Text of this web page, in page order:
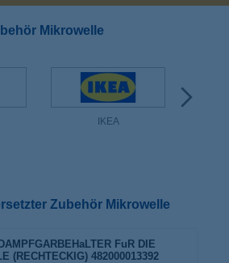
Mikrowelle
IKEA
Zubehör Mikrowelle
FuR DIE
(RECHTECKIG) 482000013392